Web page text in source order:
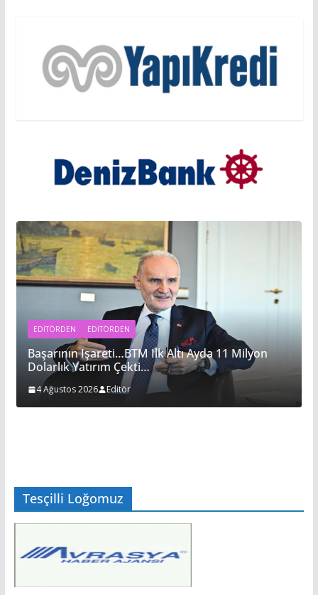
EDITÖRDEN EDİTÖRDEN
Başarının Işareti…BTM Ilk Altı Ayda 11 Milyon
Dolarlık Yatırım Çekti…
4 Ağustos 2026 Editör
Tesçilli Loğomuz